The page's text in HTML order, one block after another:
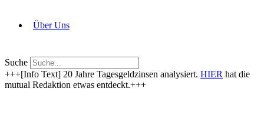
Über Uns
Suche
+++[Info Text] 20 Jahre Tagesgeldzinsen analysiert. HIER hat die
mutual Redaktion etwas entdeckt.+++